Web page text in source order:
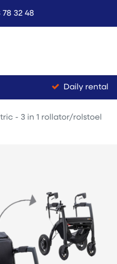
78 32 48
Daily rental
- 3 in 1 rollator/rolstoel